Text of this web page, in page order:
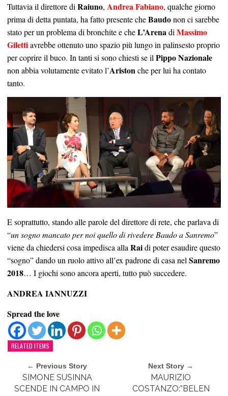
Tuttavia il direttore diRaiuno, Andrea Fabiano, qualche giorno
prima di detta puntata, ha fatto presente cheBaudonon ci sarebbe
stato per un problema di bronchite e cheL’ArenadiMassimo
Gilettiavrebbe ottenuto uno spazio più lungo in palinsesto proprio
per coprire il buco. In tanti si sono chiesti se ilPippo Nazionale
non abbia volutamente evitato l’Aristonche per lui ha contato
tanto.
E soprattutto, stando alle parole del direttore di rete, che parlava di
“un sogno mancato per noi quello di rivedere Baudo a Sanremo”
viene da chiedersi cosa impedisca allaRaidi poter esaudire questo
“sogno” dando un ruolo attivo all’ex padrone di casa nelSanremo
2018… I giochi sono ancora aperti, tutto può succedere.
ANDREA IANNUZZI
Spread the love
RELATED ITEMS
← Previous Story
SIMONE SUSINNA
SCENDE IN CAMPO IN
Next Story →
MAURIZIO
COSTANZO:”BELEN